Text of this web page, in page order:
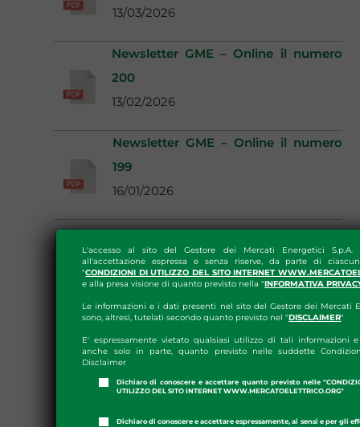
L'accesso al sito del Gestore dei Mercati Energetici S.p.A.
all'accettazione espressa e senza riserve, da parte di
"CONDIZIONI DI UTILIZZO DEL SITO INTERNET
e alla presa visione di quanto previsto nella "INFORMATIVA
Le informazioni e i dati presenti nel sito del Gestore dei Mercati
sono, altresì, tutelati secondo quanto previsto nel "DISCLAIMER"
E' espressamente vietato qualsiasi utilizzo di tali informazioni
anche solo in parte, quanto previsto nelle suddette
Disclaimer
Dichiaro di conoscere e accettare quanto previsto nelle
UTILIZZO DEL SITO INTERNET WWW.MERCATOELETTRICO.ORG"
Dichiaro di conoscere e accettare espressamente, ai sensi e per gli
13/03/2026
Newsletter GME – Online il numero
200
13/02/2026
Newsletter GME – Online il numero
199
16/01/2026